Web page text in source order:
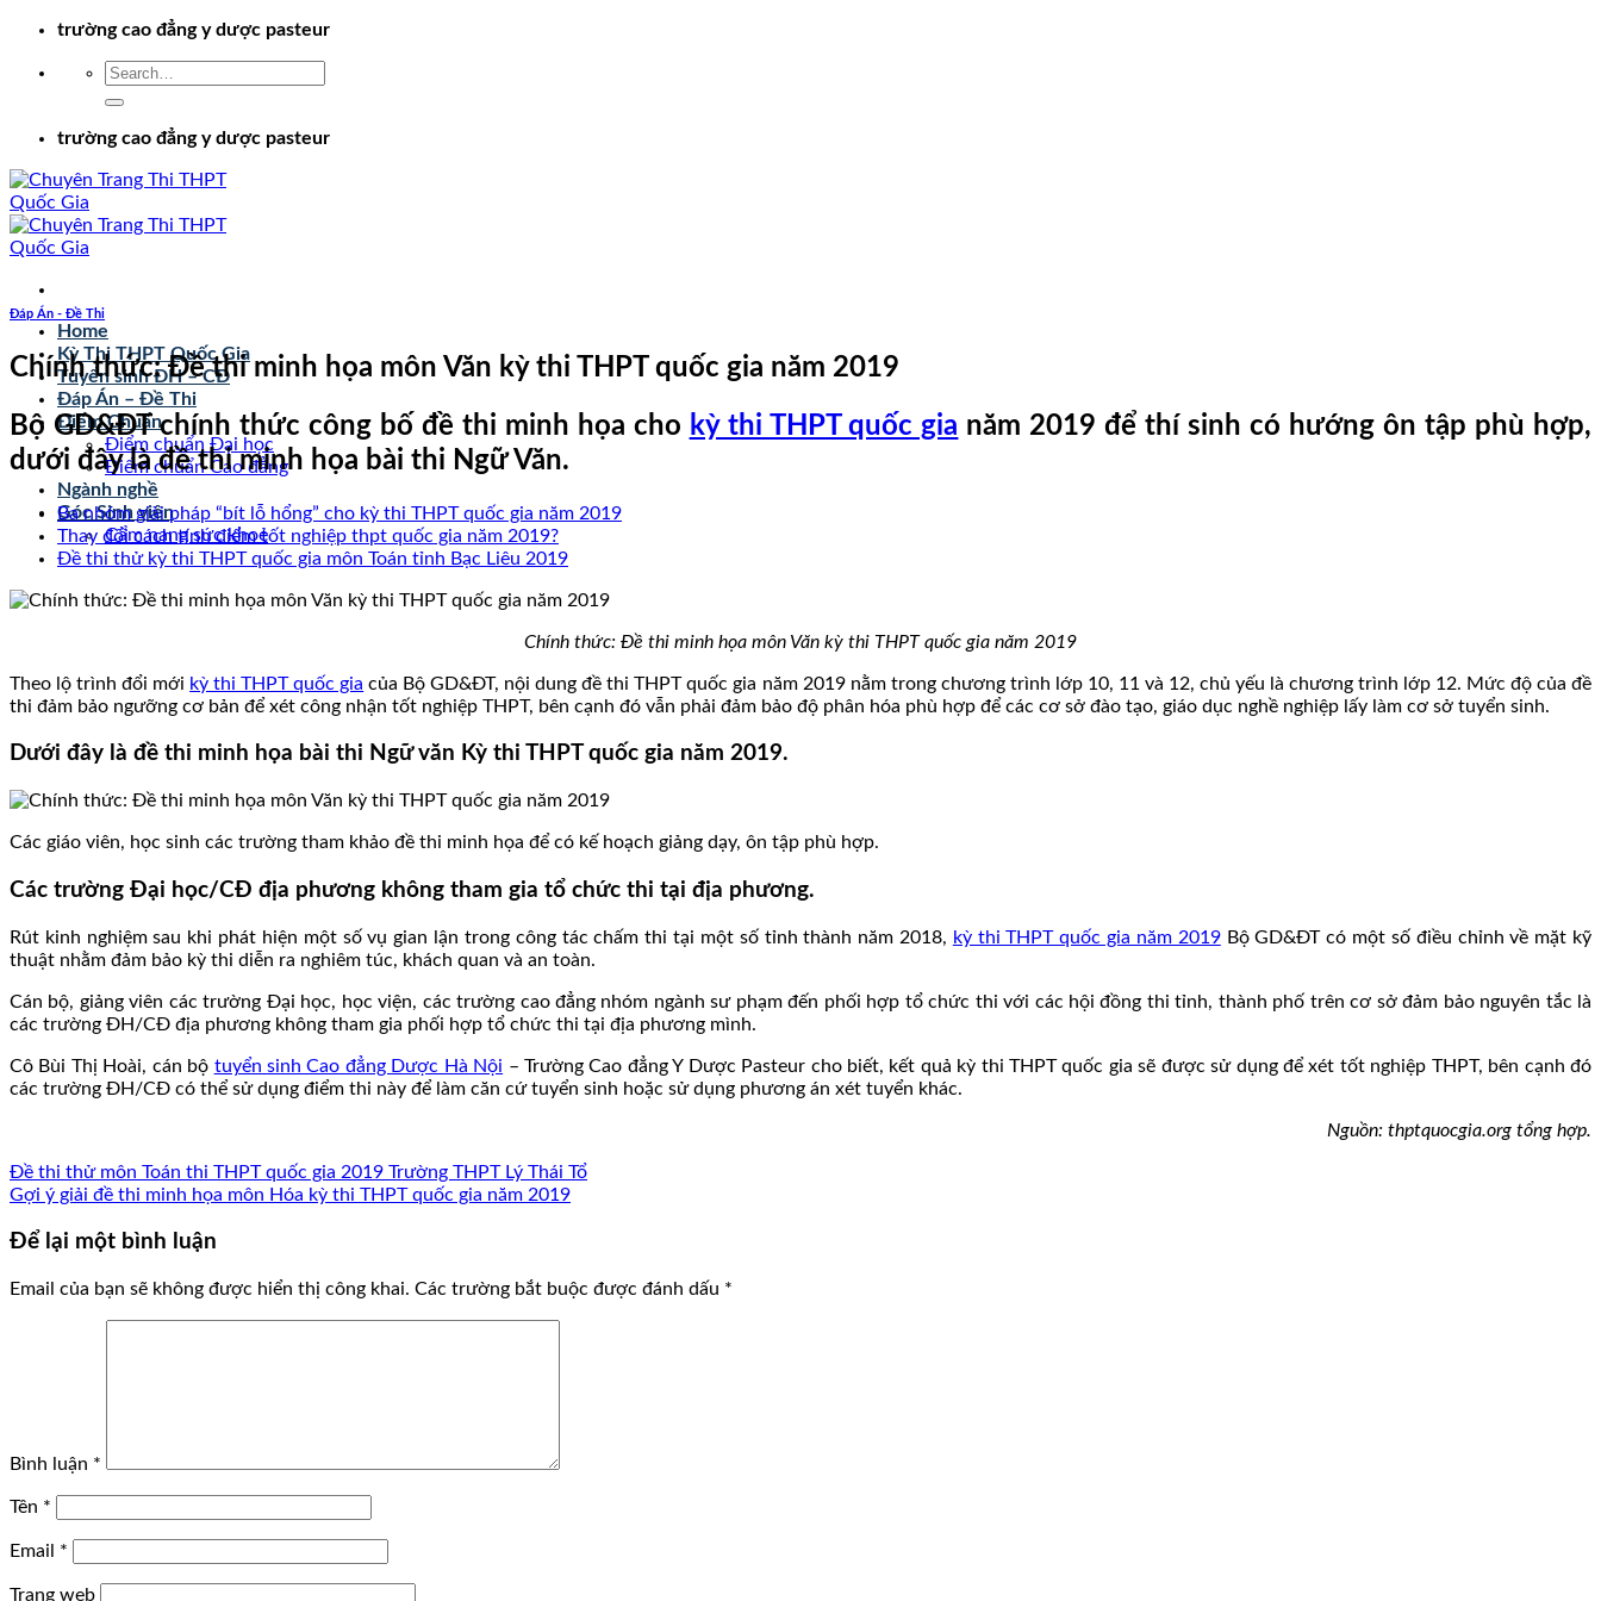
Chuyểntrường cao đẳng y dược pasteur
trường cao đẳng y dược pasteur
Home
Kỳ Thi THPT Quốc Gia
Tuyển sinh ĐH – CĐ
Đáp Án – Đề Thi
Điểm Chuẩn
Điểm chuẩn Đại học
Điểm chuẩn Cao đẳng
Ngành nghề
Góc Sinh viên
Cẩm nang sức khoẻ
Đáp Án - Đề Thi
Chính thức: Đề thi minh họa môn Văn kỳ thi THPT quốc gia năm 2019
Bộ GD&ĐT chính thức công bố đề thi minh họa cho kỳ thi THPT quốc gia năm 2019 để thí sinh có hướng ôn tập phù hợp,
dưới đây là đề thi minh họa bài thi Ngữ Văn.
Ba nhóm giải pháp “bít lỗ hổng” cho kỳ thi THPT quốc gia năm 2019
Thay đổi cách tính điểm tốt nghiệp thpt quốc gia năm 2019?
Đề thi thử kỳ thi THPT quốc gia môn Toán tỉnh Bạc Liêu 2019
Chính thức: Đề thi minh họa môn Văn kỳ thi THPT quốc gia năm 2019
Theo lộ trình đổi mới kỳ thi THPT quốc gia của Bộ GD&ĐT, nội dung đề thi THPT quốc gia năm 2019 nằm trong chương trình lớp 10, 11 và 12, chủ yếu là chương trình lớp 12. Mức độ của đề
thi đảm bảo ngưỡng cơ bản để xét công nhận tốt nghiệp THPT, bên cạnh đó vẫn phải đảm bảo độ phân hóa phù hợp để các cơ sở đào tạo, giáo dục nghề nghiệp lấy làm cơ sở tuyển sinh.
Dưới đây là đề thi minh họa bài thi Ngữ văn Kỳ thi THPT quốc gia năm 2019.
Các giáo viên, học sinh các trường tham khảo đề thi minh họa để có kế hoạch giảng dạy, ôn tập phù hợp.
Các trường Đại học/CĐ địa phương không tham gia tổ chức thi tại địa phương.
Rút kinh nghiệm sau khi phát hiện một số vụ gian lận trong công tác chấm thi tại một số tỉnh thành năm 2018, kỳ thi THPT quốc gia năm 2019Bộ GD&ĐT có một số điều chỉnh về mặt kỹ
thuật nhằm đảm bảo kỳ thi diễn ra nghiêm túc, khách quan và an toàn.
Cán bộ, giảng viên các trường Đại học, học viện, các trường cao đẳng nhóm ngành sư phạm đến phối hợp tổ chức thi với các hội đồng thi tỉnh, thành phố trên cơ sở đảm bảo nguyên tắc là
các trường ĐH/CĐ địa phương không tham gia phối hợp tổ chức thi tại địa phương mình.
Cô Bùi Thị Hoài, cán bộ tuyển sinh Cao đẳng Dược Hà Nội – Trường Cao đẳng Y Dược Pasteur cho biết, kết quả kỳ thi THPT quốc gia sẽ được sử dụng để xét tốt nghiệp THPT, bên cạnh đó
các trường ĐH/CĐ có thể sử dụng điểm thi này để làm căn cứ tuyển sinh hoặc sử dụng phương án xét tuyển khác.
Nguồn: thptquocgia.org tổng hợp.
Đề thi thử môn Toán thi THPT quốc gia 2019 Trường THPT Lý Thái Tổ
Gợi ý giải đề thi minh họa môn Hóa kỳ thi THPT quốc gia năm 2019
Để lại một bình luận
Email của bạn sẽ không được hiển thị công khai. Các trường bắt buộc được đánh dấu *
Bình luận *
Tên *
Email *
Trang web